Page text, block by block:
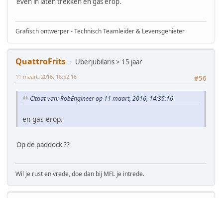
Grafisch ontwerper - Technisch Teamleider & Levensgenieter
QuattroFrits
Uberjubilaris > 15 jaar
#56
11 maart, 2016, 16:52:16
Citaat van: RobEngineer op 11 maart, 2016, 14:35:16
en gas erop.
Op de paddock ??
Wil je rust en vrede, doe dan bij MFL je intrede.